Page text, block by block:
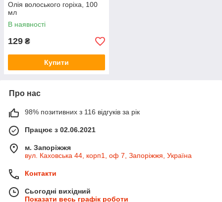
Олія волоського горіха, 100
мл
В наявності
129 ₴
Купити
Про нас
98% позитивних з 116 відгуків за рік
Працює з 02.06.2021
м. Запоріжжя
вул. Каховська 44, корп1, оф 7, Запоріжжя, Україна
Контакти
Сьогодні вихідний
Показати весь графік роботи